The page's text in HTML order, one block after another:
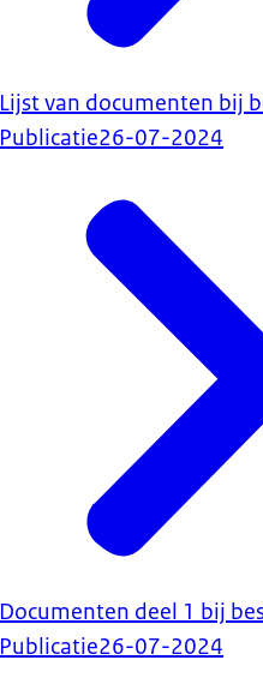
Lijst van documenten bij
Publicatie26-07-2024
Documenten deel 1 bij
Publicatie26-07-2024